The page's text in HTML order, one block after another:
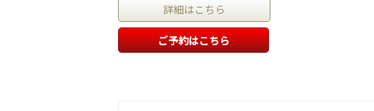
詳細はこちら
ご予約はこちら